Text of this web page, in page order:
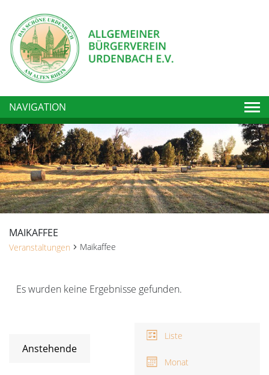
NAVIGATION
MAIKAFFEE
Veranstaltungen Maikaffee
Hinweis
Es wurden keine Ergebnisse gefunden.
Navigation
Liste
Monat
Anstehende